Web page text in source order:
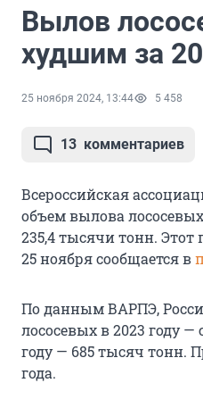
Вылов
худшим за
25 ноября 2024, 13:44 5 458
13 комментариев
Всероссийская
объем вылова
235,4 тысячи тонн. Этот
25 ноября сообщается в
По данным ВАРПЭ,
лососевых в 2023 году
году — 685 тысяч тонн.
года.